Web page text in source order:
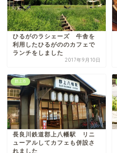
ひるがのラシェーズ 牛舎を
利用したひるがののカフェで
ランチをしました
2017年9月10日
郡上市
長良川鉄道郡上八幡駅 リニ
ューアルしてカフェも併設さ
れました